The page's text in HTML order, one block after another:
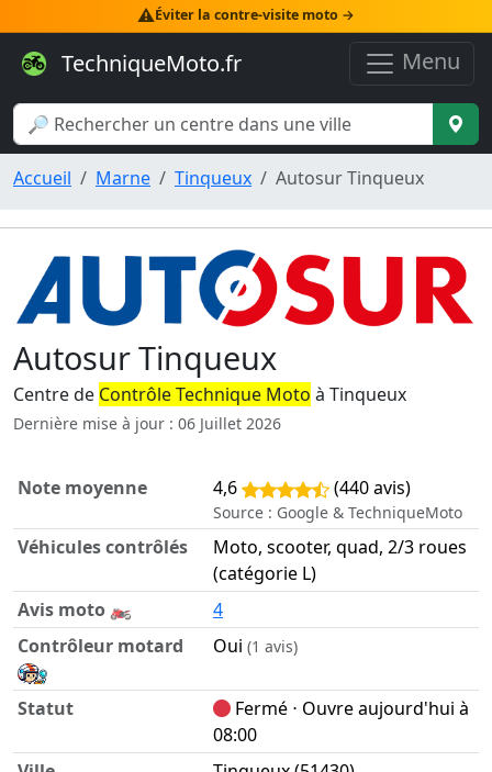
⚠️Éviter la contre-visite moto →
TechniqueMoto.fr Menu
Accueil Marne Tinqueux Autosur Tinqueux
Autosur Tinqueux
Centre de Contrôle Technique Moto à Tinqueux
Dernière mise à jour : 06 Juillet 2026
Note moyenne 4,6 (440 avis)
Source : Google & TechniqueMoto
Véhicules contrôlés
Moto, scooter, quad, 2/3 roues
(catégorie L)
Avis moto 🏍️
4
Contrôleur motard
Oui (1 avis)
Statut
Fermé ⋅ Ouvre aujourd'hui à
08:00